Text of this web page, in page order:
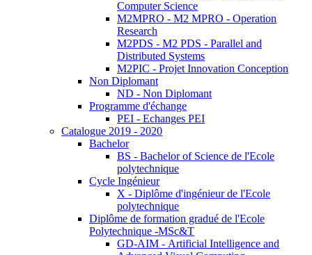
Computer Science
M2MPRO - M2 MPRO - Operation
Research
M2PDS - M2 PDS - Parallel and
Distributed Systems
M2PIC - Projet Innovation Conception
Non Diplomant
ND - Non Diplomant
Programme d'échange
PEI - Echanges PEI
Catalogue 2019 - 2020
Bachelor
BS - Bachelor of Science de l'Ecole
polytechnique
Cycle Ingénieur
X - Diplôme d'ingénieur de l'Ecole
polytechnique
Diplôme de formation gradué de l'Ecole
Polytechnique -MSc&T
GD-AIM - Artificial Intelligence and